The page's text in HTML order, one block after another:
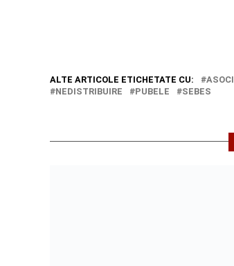
ALTE ARTICOLE ETICHETATE CU:
NEDISTRIBUIRE
PUBELE SEBES